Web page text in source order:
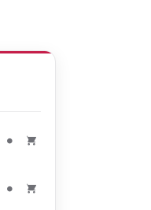
●
●